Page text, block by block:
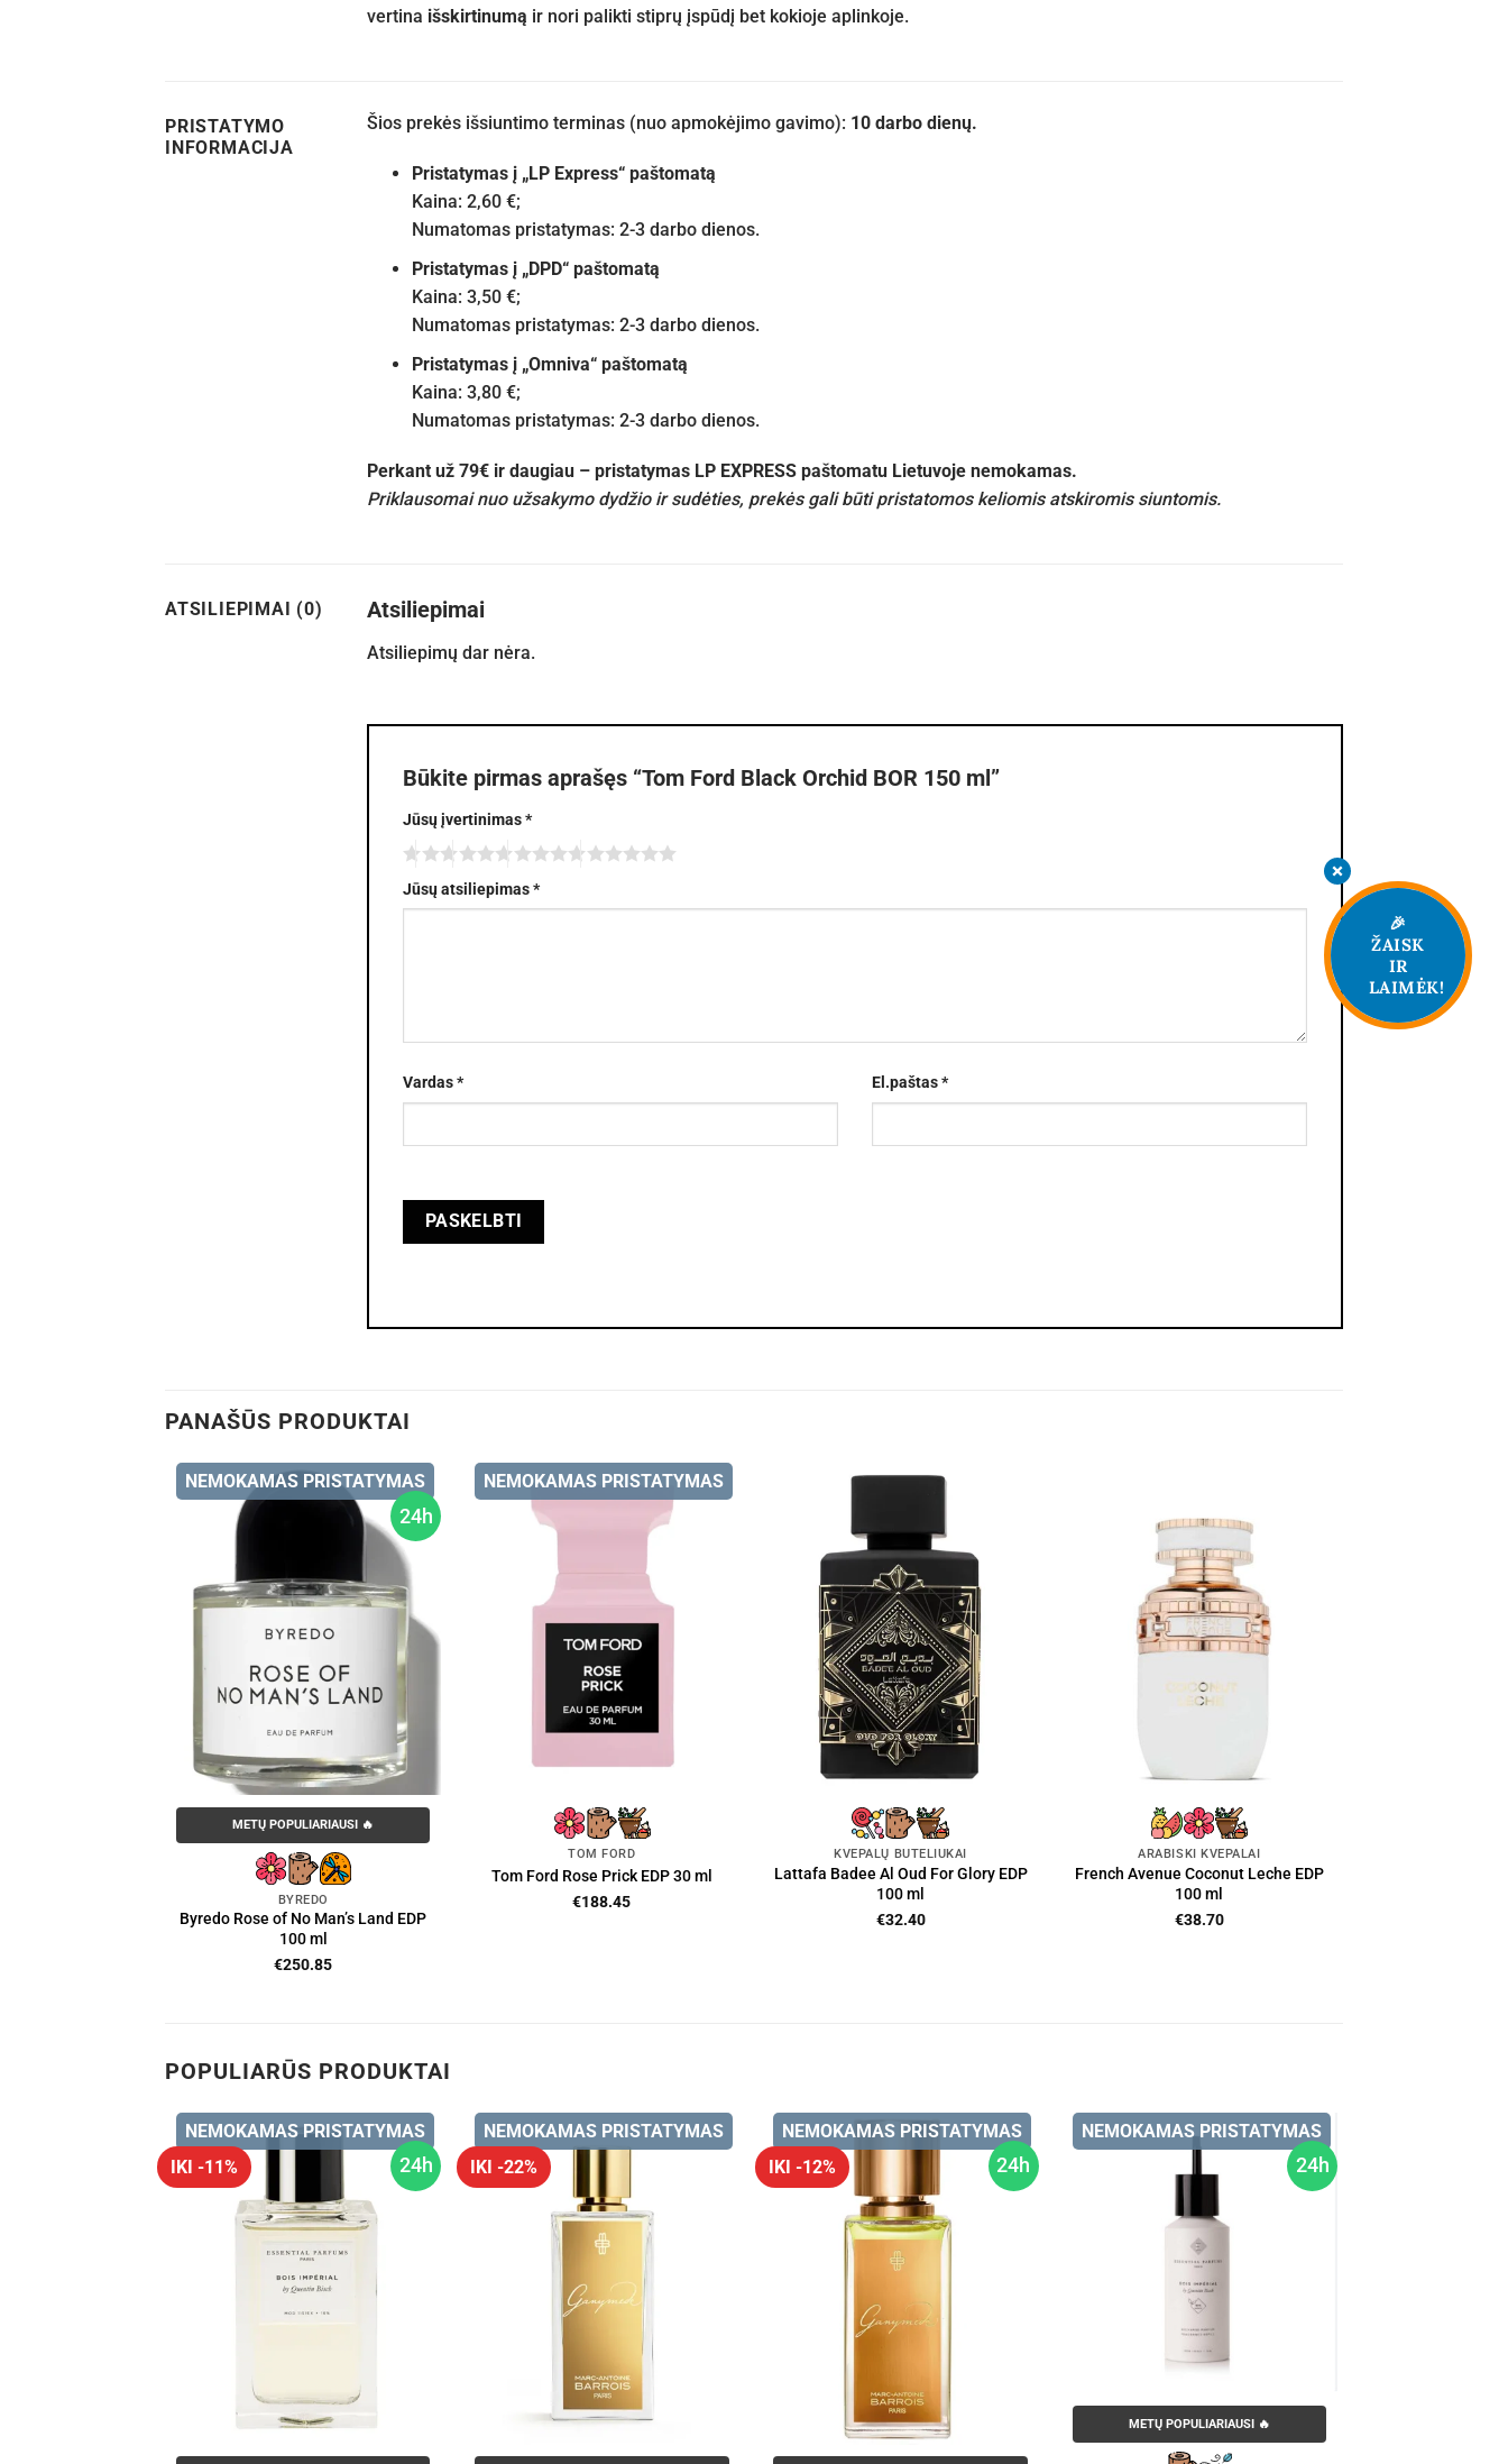
vertina išskirtinumą ir nori palikti stiprų įspūdį bet kokioje aplinkoje.
PRISTATYMO
INFORMACIJA
Šios prekės išsiuntimo terminas (nuo apmokėjimo gavimo): 10 darbo dienų.
Pristatymas į „LP Express“ paštomatą
Kaina: 2,60 €;
Numatomas pristatymas: 2-3 darbo dienos.
Pristatymas į „DPD“ paštomatą
Kaina: 3,50 €;
Numatomas pristatymas: 2-3 darbo dienos.
Pristatymas į „Omniva“ paštomatą
Kaina: 3,80 €;
Numatomas pristatymas: 2-3 darbo dienos.
Perkant už 79€ ir daugiau – pristatymas LP EXPRESS paštomatu Lietuvoje nemokamas.
Priklausomai nuo užsakymo dydžio ir sudėties, prekės gali būti pristatomos keliomis atskiromis siuntomis.
ATSILIEPIMAI (0) Atsiliepimai
Atsiliepimų dar nėra.
Būkite pirmas aprašęs “Tom Ford Black Orchid BOR 150 ml”
Jūsų įvertinimas*
Jūsų atsiliepimas*
Vardas* El.paštas*
PANAŠŪS PRODUKTAI
24h
NEMOKAMAS PRISTATYMAS
METŲ POPULIARIAUSI 🔥
BYREDO
Byredo Rose of No Man’s Land EDP
100 ml
€250.85
NEMOKAMAS PRISTATYMAS
TOM FORD
Tom Ford Rose Prick EDP 30 ml
€188.45
KVEPALŲ BUTELIUKAI
Lattafa Badee Al Oud For Glory EDP
100 ml
€32.40
ARABIŠKI KVEPALAI
French Avenue Coconut Leche EDP
100 ml
€38.70
POPULIARŪS PRODUKTAI
24h
IKI -11%
NEMOKAMAS PRISTATYMAS
IKI -22%
NEMOKAMAS PRISTATYMAS
24h
IKI -12%
NEMOKAMAS PRISTATYMAS
24h
NEMOKAMAS PRISTATYMAS
METŲ POPULIARIAUSI 🔥
🎉
ŽAISK
IR
LAIMĖK!